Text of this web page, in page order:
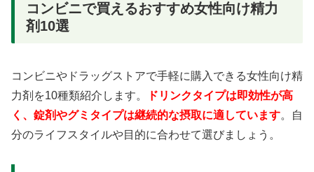
コンビニで買えるおすすめ女性向け精力
剤10選
コンビニやドラッグストアで手軽に購入できる女性向け精
力剤を10種類紹介します。
ドリンクタイプは即効性が高
く、錠剤やグミタイプは継続的な摂取に適しています。自
分のライフスタイルや目的に合わせて選びましょう。